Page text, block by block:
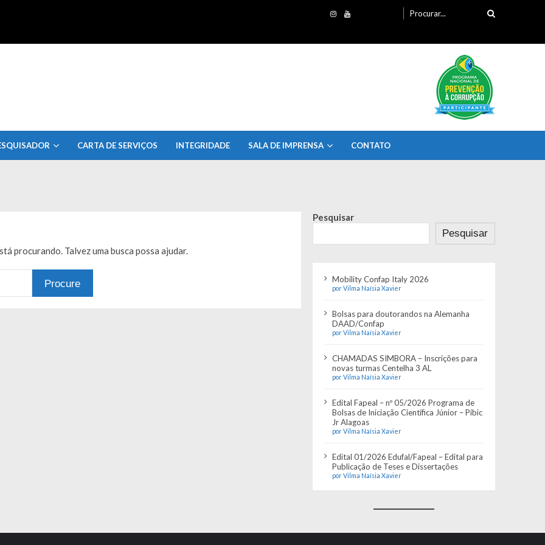
por:
CARTA DE SERVIÇOS INTEGRIDADE SALA DE IMPRENSA CONTATO
procurando. Talvez uma busca possa ajudar.
Pesquisar
Pesquisar
Mobility Confap Italy 2026
por Vilma Naísia Xavier
Bolsas para doutorandos na Alemanha
DAAD/Confap
por Vilma Naísia Xavier
CHAMADAS SIMBORA – Inscrições para
novas turmas Centelha 3 AL
por Vilma Naísia Xavier
Edital Fapeal – nº 05/2026 Programa de
Bolsas de Iniciação Científica Júnior – Pibic
Jr Alagoas
por Vilma Naísia Xavier
Edital 01/2026 Edufal/Fapeal – Edital para
Publicação de Teses e Dissertações
por Vilma Naísia Xavier